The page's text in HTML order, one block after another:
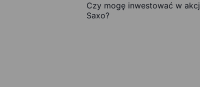
Czy mogę inwestować w
Saxo?